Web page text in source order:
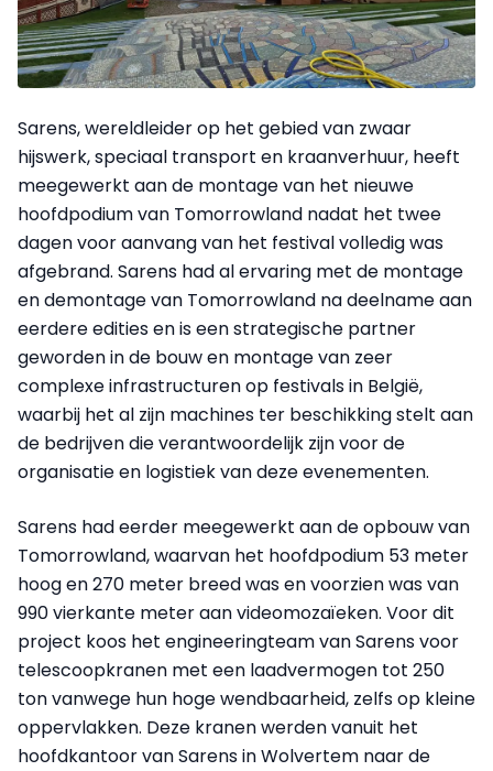
Sarens, wereldleider op het gebied van zwaar
hijswerk, speciaal transport en kraanverhuur, heeft
meegewerkt aan de montage van het nieuwe
hoofdpodium van Tomorrowland nadat het twee
dagen voor aanvang van het festival volledig was
afgebrand. Sarens had al ervaring met de montage
en demontage van Tomorrowland na deelname aan
eerdere edities en is een strategische partner
geworden in de bouw en montage van zeer
complexe infrastructuren op festivals in België,
waarbij het al zijn machines ter beschikking stelt aan
de bedrijven die verantwoordelijk zijn voor de
organisatie en logistiek van deze evenementen.
Sarens had eerder meegewerkt aan de opbouw van
Tomorrowland, waarvan het hoofdpodium 53 meter
hoog en 270 meter breed was en voorzien was van
990 vierkante meter aan videomozaïeken. Voor dit
project koos het engineeringteam van Sarens voor
telescoopkranen met een laadvermogen tot 250
ton vanwege hun hoge wendbaarheid, zelfs op kleine
oppervlakken. Deze kranen werden vanuit het
hoofdkantoor van Sarens in Wolvertem naar de